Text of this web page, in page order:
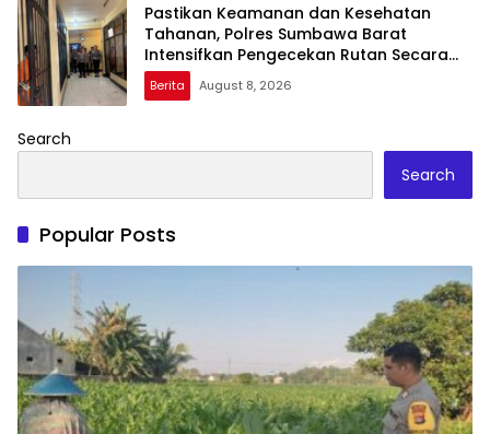
Pastikan Keamanan dan Kesehatan
Tahanan, Polres Sumbawa Barat
Intensifkan Pengecekan Rutan Secara
Berkala
Berita August 8, 2026
Search
Search
Popular Posts